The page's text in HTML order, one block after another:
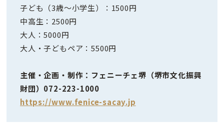
子ども（3歳～小学生）：1500円
中高生：2500円
大人：5000円
大人・子どもペア：5500円
主催・企画・制作：フェニーチェ堺（堺市文化振興
財団）072-223-1000
https://www.fenice-sacay.jp